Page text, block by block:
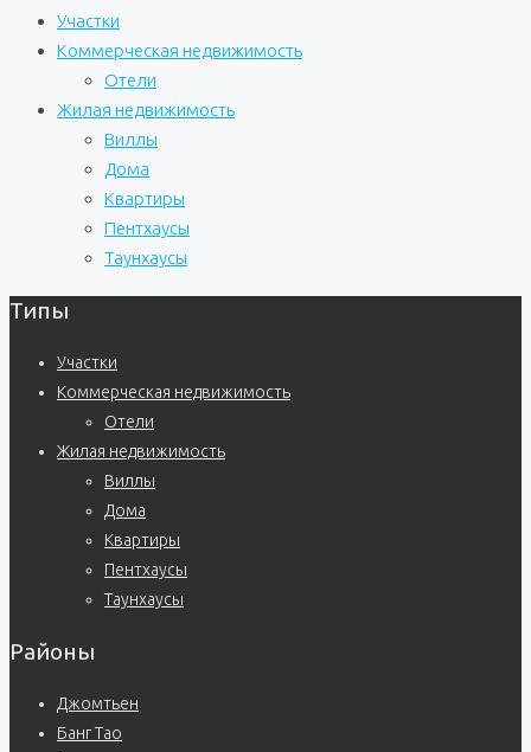
Участки
Коммерческая недвижимость
Отели
Жилая недвижимость
Виллы
Дома
Квартиры
Пентхаусы
Таунхаусы
Типы
Участки
Коммерческая недвижимость
Отели
Жилая недвижимость
Виллы
Дома
Квартиры
Пентхаусы
Таунхаусы
Районы
Джомтьен
Банг Тао